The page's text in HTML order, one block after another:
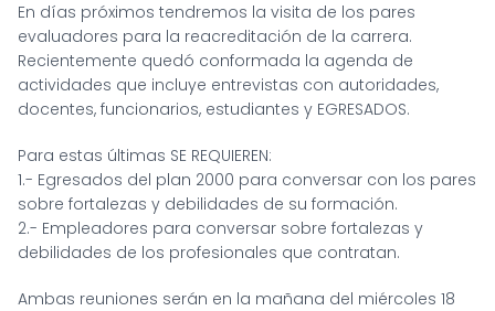
En días próximos tendremos la visita de los pares
evaluadores para la reacreditación de la carrera.
Recientemente quedó conformada la agenda de
actividades que incluye entrevistas con autoridades,
docentes, funcionarios, estudiantes y EGRESADOS.
Para estas últimas SE REQUIEREN:
1.- Egresados del plan 2000 para conversar con los pares
sobre fortalezas y debilidades de su formación.
2.- Empleadores para conversar sobre fortalezas y
debilidades de los profesionales que contratan.
Ambas reuniones serán en la mañana del miércoles 18